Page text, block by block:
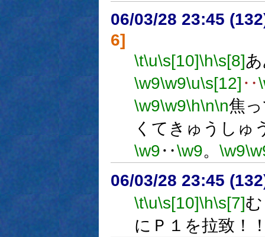
06/03/28 23:45
6]
\t\u\s[10]\h\s[8]
\w9\w9\u\s[12] ‥
\w9\w9\h\n\n焦
くてきゅうし
\w9‥\w9。 \w9
06/03/28 23:45
\t\u\s[10]\h\s[7]
にＰ１を拉致！